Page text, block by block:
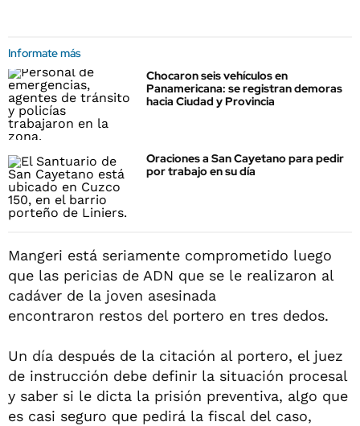
Informate más
Chocaron seis vehículos en
Panamericana: se registran demoras
hacia Ciudad y Provincia
Oraciones a San Cayetano para pedir
por trabajo en su día
Mangeri está seriamente comprometido luego
que las pericias de ADN que se le realizaron al
cadáver de la joven asesinada
encontraron restos del portero en tres dedos.
Un día después de la citación al portero, el juez
de instrucción debe definir la situación procesal
y saber si le dicta la prisión preventiva, algo que
es casi seguro que pedirá la fiscal del caso,